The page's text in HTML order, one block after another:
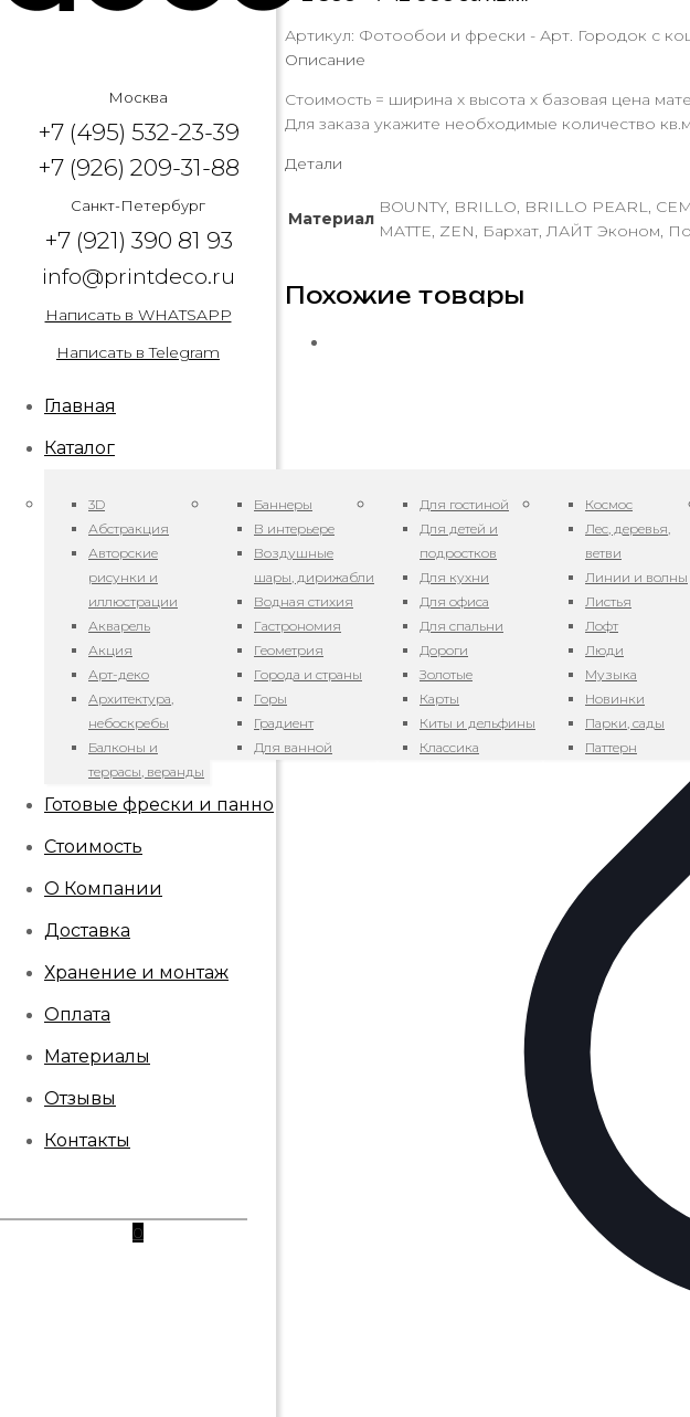
Москва
+7 (495) 532-23-39
+7 (926) 209-31-88
Санкт-Петербург
+7 (921) 390 81 93
info@printdeco.ru
Написать в WHATSAPP
Написать в Telegram
Главная
Каталог
3D
Абстракция
Авторские
рисунки и
иллюстрации
Акварель
Акция
Арт-деко
Архитектура,
небоскребы
Балконы и
террасы, веранды
Баннеры
В интерьере
Воздушные
шары, дирижабли
Водная стихия
Гастрономия
Геометрия
Города и страны
Горы
Градиент
Для ванной
Для гостиной
Для детей и
подростков
Для кухни
Для офиса
Для спальни
Дороги
Золотые
Карты
Киты и дельфины
Классика
Космос
Лес, деревья,
ветви
Линии и волны
Листья
Лофт
Люди
Музыка
Новинки
Парки, сады
Паттерн
Готовые фрески и панно
Стоимость
О Компании
Доставка
Хранение и монтаж
Оплата
Материалы
Отзывы
Контакты
0
Артикул: Фотообои и фрески - Арт. Городок с
Описание
Стоимость = ширина х высота х базовая цена
Для заказа укажите необходимые количество
Детали
Материал
BOUNTY, BRILLO, BRILLO PEARL,
MATTE, ZEN, Бархат, ЛАЙТ Эконом,
Похожие товары